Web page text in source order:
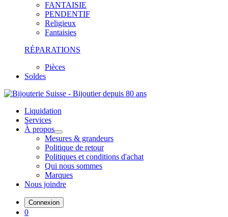
FANTAISIE
PENDENTIF
Religieux
Fantaisies
RÉPARATIONS
Pièces
Soldes
Liquidation
Services
À propos
Mesures & grandeurs
Politique de retour
Politiques et conditions d'achat
Qui nous sommes
Marques
Nous joindre
Connexion
0